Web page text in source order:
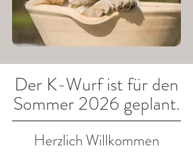
Der K-Wurf ist für den
Sommer 2026 geplant.
Herzlich Willkommen